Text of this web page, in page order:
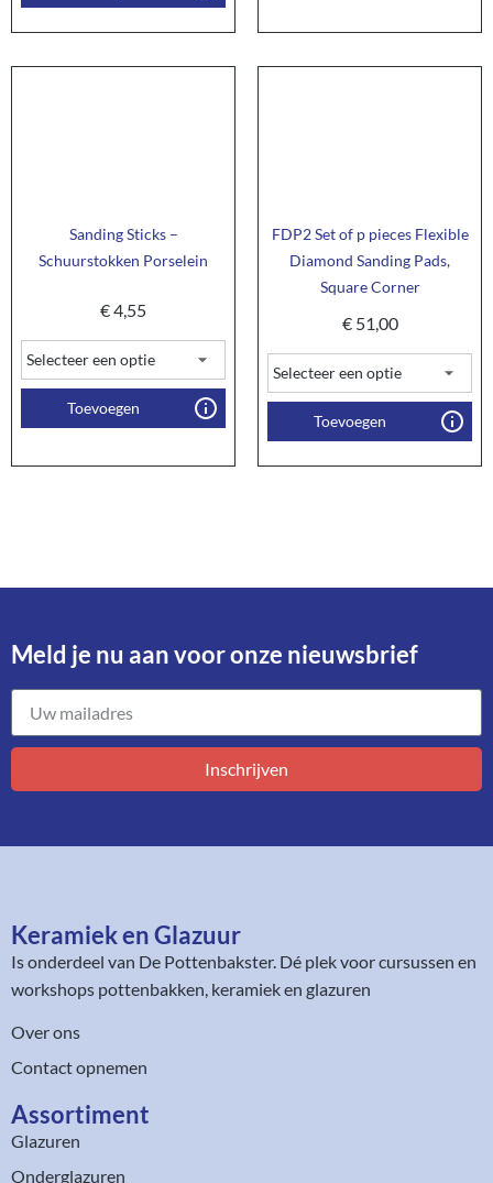
Sanding Sticks –
Schuurstokken Porselein
€4,55
Toevoegen
FDP2 Set of p pieces Flexible
Diamond Sanding Pads,
Square Corner
€51,00
Toevoegen
Meld je nu aan voor onze nieuwsbrief​
Inschrijven
Keramiek en Glazuur​
Is onderdeel van De Pottenbakster. Dé plek voor cursussen en
workshops pottenbakken, keramiek en glazuren
Over ons
Contact opnemen
Assortiment​
Glazuren
Onderglazuren